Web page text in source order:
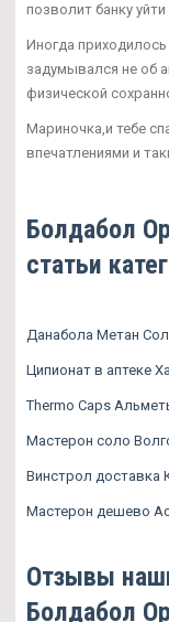
позволит банку
Иногда
задумывался не об
физической
Мариночка,и тебе
впечатлениями и
Болдабол
статьи
Данабола Метан
Ципионат в аптеке
Thermo Caps
Мастерон соло
Винстрол доставка
Мастерон дешево
Отзывы
Болдабол